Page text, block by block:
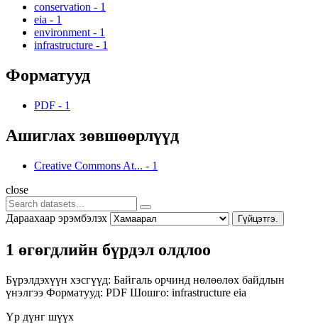
conservation - 1
eia - 1
environment - 1
infrastructure - 1
Форматууд
PDF - 1
Ашиглах зөвшөөрлүүд
Creative Commons At... - 1
close
Дараахаар эрэмбэлэх Гүйцэтгэ.
1 өгөгдлийн бүрдэл олдлоо
Бүрэлдэхүүн хэсгүүд: Байгаль орчинд нөлөөлөх байдлын
үнэлгээ Форматууд: PDF Шошго: infrastructure eia
Үр дүнг шүүх